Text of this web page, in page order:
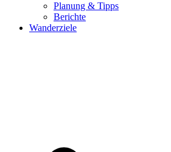
Planung & Tipps
Berichte
Wanderziele